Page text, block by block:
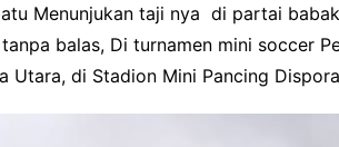
Menunjukan taji nya di partai
balas, Di turnamen mini soccer
di Stadion Mini Pancing